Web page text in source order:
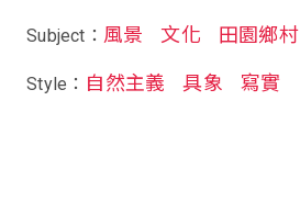
Subject： 風景 文化 田園鄉村
Style： 自然主義 具象 寫實